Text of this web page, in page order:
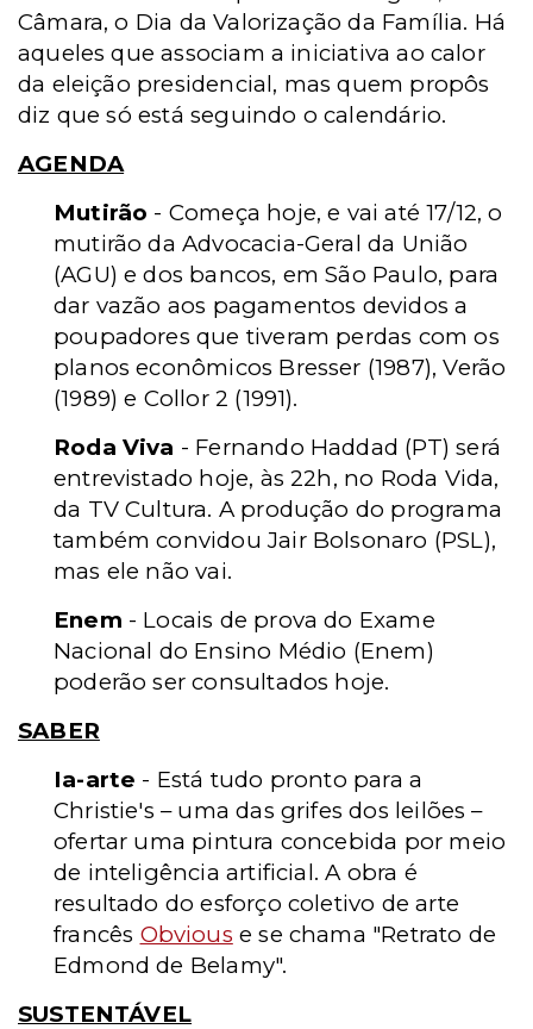
Câmara, o Dia da Valorização da Família. Há
aqueles que associam a iniciativa ao calor
da eleição presidencial, mas quem propôs
diz que só está seguindo o calendário.
AGENDA
Mutirão - Começa hoje, e vai até 17/12, o
mutirão da Advocacia-Geral da União
(AGU) e dos bancos, em São Paulo, para
dar vazão aos pagamentos devidos a
poupadores que tiveram perdas com os
planos econômicos Bresser (1987), Verão
(1989) e Collor 2 (1991).
Roda Viva - Fernando Haddad (PT) será
entrevistado hoje, às 22h, no Roda Vida,
da TV Cultura. A produção do programa
também convidou Jair Bolsonaro (PSL),
mas ele não vai.
Enem - Locais de prova do Exame
Nacional do Ensino Médio (Enem)
poderão ser consultados hoje.
SABER
Ia-arte - Está tudo pronto para a
Christie's – uma das grifes dos leilões –
ofertar uma pintura concebida por meio
de inteligência artificial. A obra é
resultado do esforço coletivo de arte
francês Obvious e se chama "Retrato de
Edmond de Belamy".
SUSTENTÁVEL